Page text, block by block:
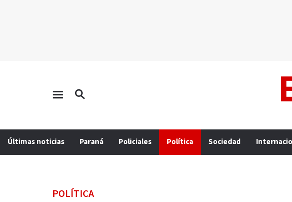
Últimas noticias Paraná Policiales Política Sociedad
POLÍTICA